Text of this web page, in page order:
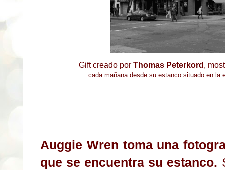
Gift creado porThomas Peterkord ,
cada mañana desde su estanco situado en la
Auggie Wren toma una
que se encuentra su estanco.